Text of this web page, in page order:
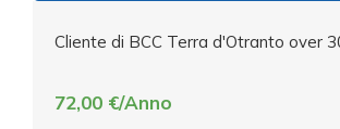
Cliente di BCC Terra d'Otranto over
72,00 €/Anno